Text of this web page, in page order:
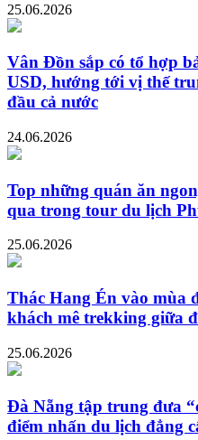
25.06.2026
Vân Đồn sắp có tổ hợp
USD, hướng tới vị thế
đầu cả nước
24.06.2026
Top những quán ăn
qua trong tour du lịch
25.06.2026
Thác Hang Én vào mùa
khách mê trekking giữa
25.06.2026
Đà Nẵng tập trung đưa
điểm nhấn du lịch đẳng